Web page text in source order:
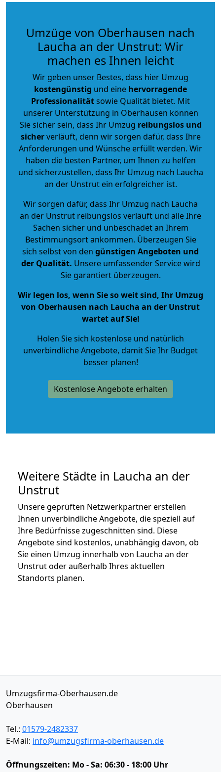
Umzüge von Oberhausen nach
Laucha an der Unstrut: Wir
machen es Ihnen leicht
Wir geben unser Bestes, dass hier Umzug
kostengünstig und eine hervorragende
Professionalitätsowie Qualität bietet. Mit
unserer Unterstützung in Oberhausen können
Sie sicher sein, dass Ihr Umzug reibungslos und
sicherverläuft, denn wir sorgen dafür, dass Ihre
Anforderungen und Wünsche erfüllt werden. Wir
haben die besten Partner, um Ihnen zu helfen
und sicherzustellen, dass Ihr Umzug nach Laucha
an der Unstrut ein erfolgreicher ist.
Wir sorgen dafür, dass Ihr Umzug nach Laucha
an der Unstrut reibungslos verläuft und alle Ihre
Sachen sicher und unbeschadet an Ihrem
Bestimmungsort ankommen. Überzeugen Sie
sich selbst von den günstigen Angeboten und
der Qualität. Unsere umfassender Service wird
Sie garantiert überzeugen.
Wir legen los, wenn Sie so weit sind, Ihr Umzug
von Oberhausen nach Laucha an der Unstrut
wartet auf Sie!
Holen Sie sich kostenlose und natürlich
unverbindliche Angebote, damit Sie Ihr Budget
besser planen!
Kostenlose Angebote erhalten
Weitere Städte in Laucha an der
Unstrut
Unsere geprüften Netzwerkpartner erstellen
Ihnen unverbindliche Angebote, die speziell auf
Ihre Bedürfnisse zugeschnitten sind. Diese
Angebote sind kostenlos, unabhängig davon, ob
Sie einen Umzug innerhalb von Laucha an der
Unstrut oder außerhalb Ihres aktuellen
Standorts planen.
Umzugsfirma-Oberhausen.de
Oberhausen
Tel.: 01579-2482337
E-Mail: info@umzugsfirma-oberhausen.de
Öffnungszeiten: Mo - Sa: 06:30 - 18:00 Uhr